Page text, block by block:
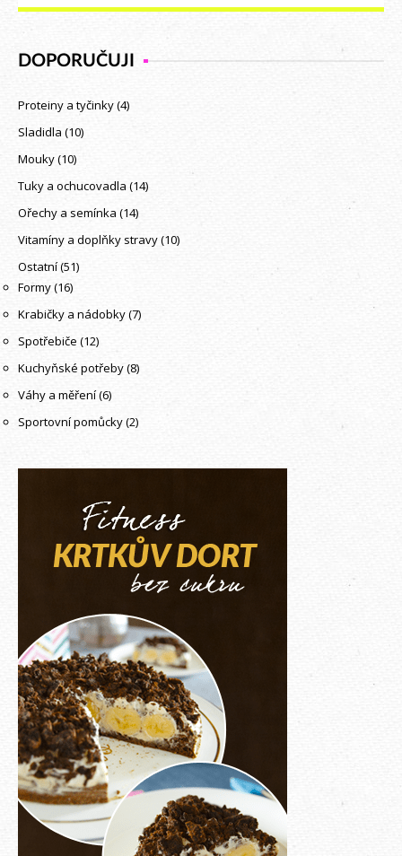
DOPORUČUJI
Proteiny a tyčinky(4)
Sladidla (10)
Mouky(10)
Tuky a ochucovadla (14)
Ořechy a semínka (14)
Vitamíny a doplňky stravy(10)
Ostatní(51)
Formy(16)
Krabičky a nádobky(7)
Spotřebiče (12)
Kuchyňské potřeby(8)
Váhy a měření(6)
Sportovní pomůcky(2)